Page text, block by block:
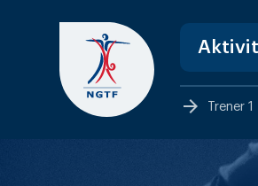
content
arrow_forward Trener